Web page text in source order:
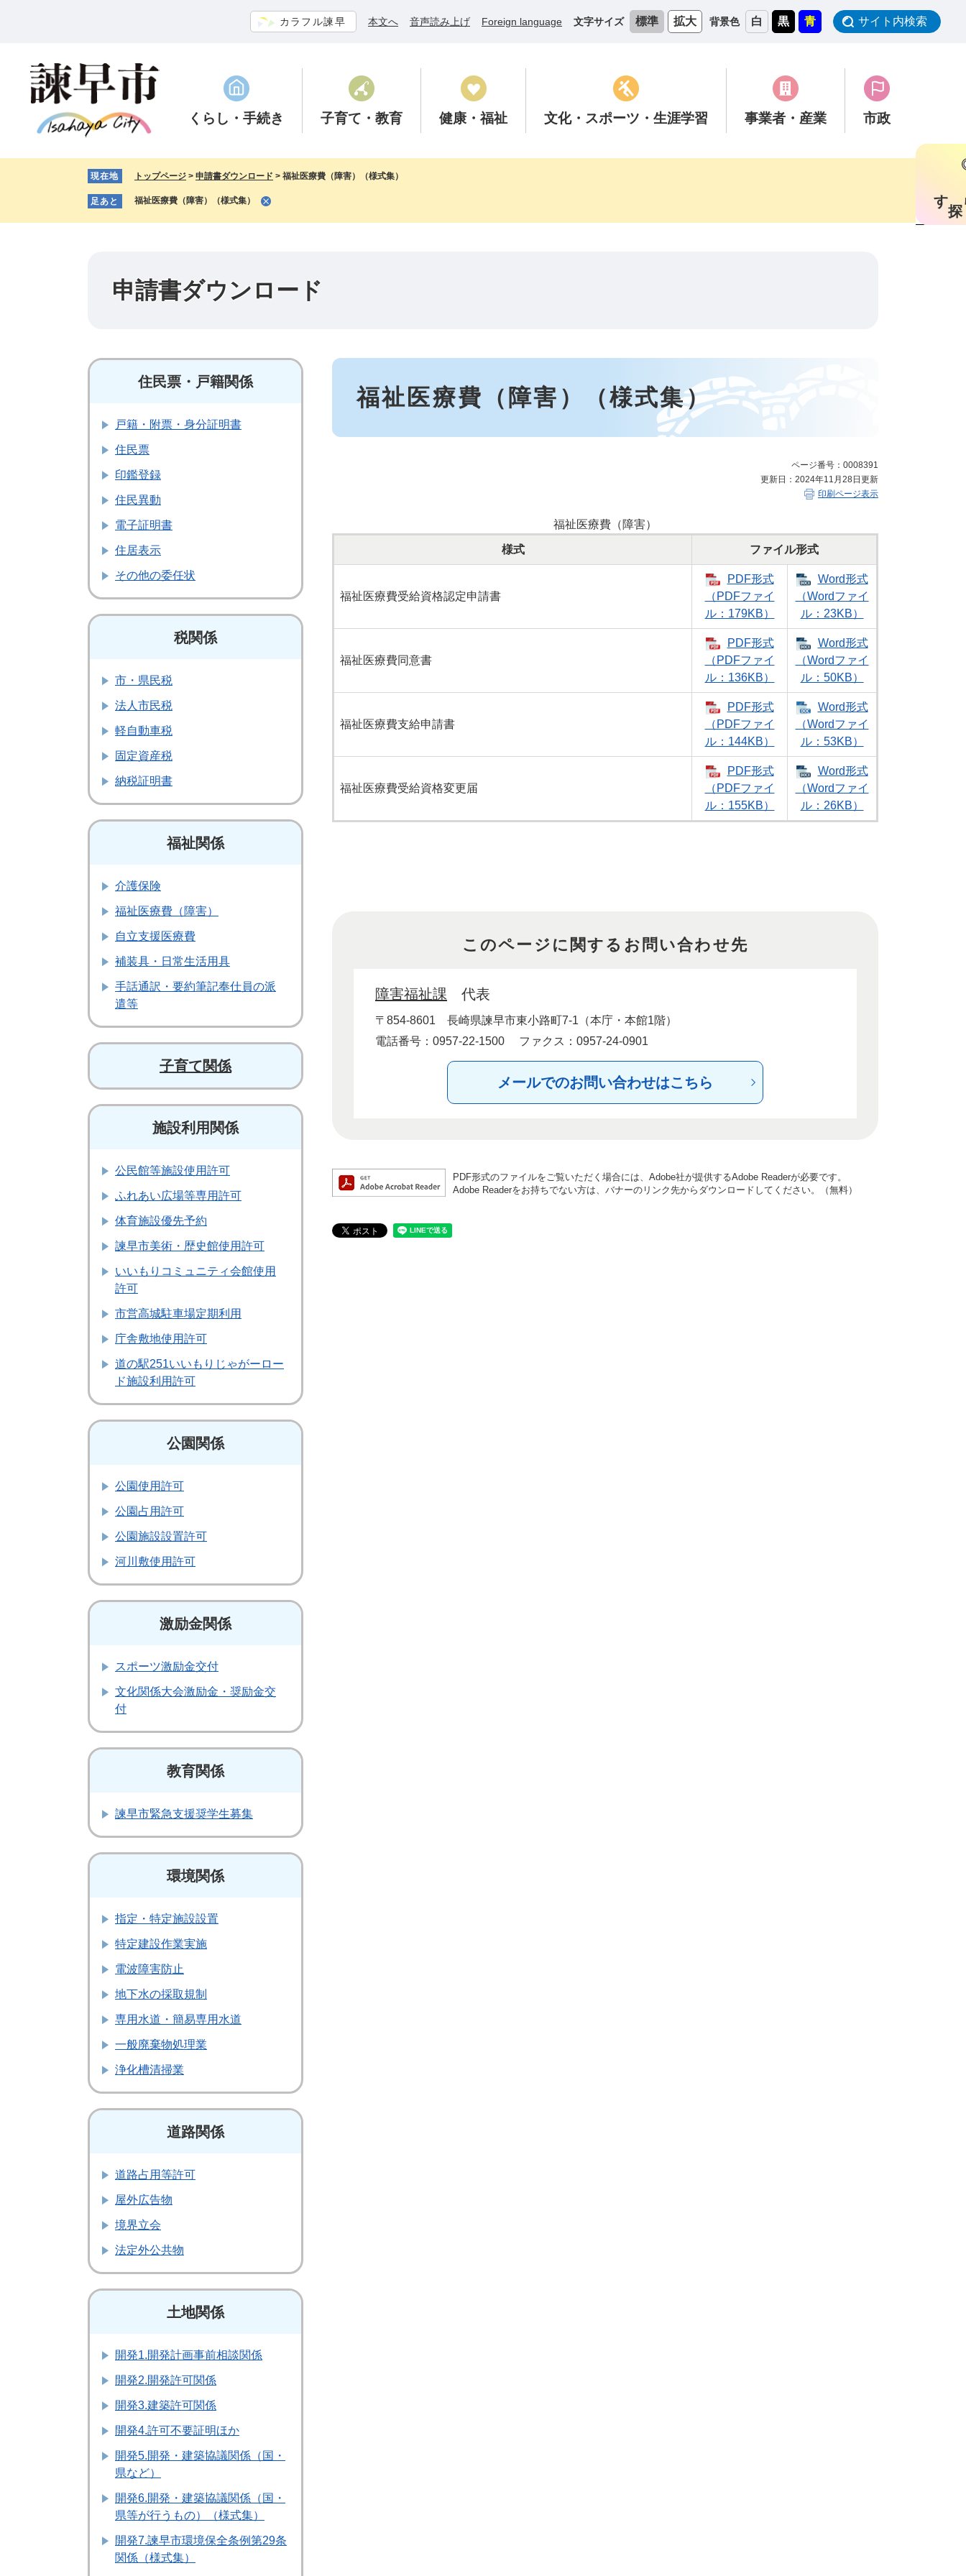
カラフル諫早 本文へ 音声読み上げ Foreign language 文字サイズ 標準 拡大 背景色 白 黒 青 サイト内検索
くらし ・手続き 子育て ・教育 健康 ・福祉 文化・スポーツ ・生涯学習 事業者 ・産業 市政
す
現在地 トップページ > 申請書ダウンロード > 福祉医療費（障害）（様式集）
足あと 福祉医療費（障害）（様式集）
申請書ダウンロード
本
福祉医療費（障害）（様式集）
ページ番号：0008391
更新日：2024年11月28日更新
印刷ページ表示
福祉医療費（障害）
様式 ファイル形式
福祉医療費受給資格認定申請書
PDF形式
（PDFファイ
ル：179KB）
Word形式
（Wordファイ
ル：23KB）
福祉医療費同意書
PDF形式
（PDFファイ
ル：136KB）
Word形式
（Wordファイ
ル：50KB）
福祉医療費支給申請書
PDF形式
（PDFファイ
ル：144KB）
Word形式
（Wordファイ
ル：53KB）
福祉医療費受給資格変更届
PDF形式
（PDFファイ
ル：155KB）
Word形式
（Wordファイ
ル：26KB）
このページに関するお問い合わせ先
障害福祉課 代表
〒854-8601
長崎県諫早市東小路町7-1（本庁・本館1階）
電話番号：0957-22-1500
ファクス：0957-24-0901
メールでのお問い合わせはこちら
PDF形式のファイルをご覧いただく場合には、Adobe社が提供するAdobe Readerが必要です。
Adobe Readerをお持ちでない方は、バナーのリンク先からダウンロードしてください。（無料）
住民票・戸籍関係
戸籍・附票・身分証明書
住民票
印鑑登録
住民異動
電子証明書
住居表示
その他の委任状
税関係
市・県民税
法人市民税
軽自動車税
固定資産税
納税証明書
福祉関係
介護保険
福祉医療費（障害）
自立支援医療費
補装具・日常生活用具
手話通訳・要約筆記奉仕員の派
遣等
子育て関係
施設利用関係
公民館等施設使用許可
ふれあい広場等専用許可
体育施設優先予約
諫早市美術・歴史館使用許可
いいもりコミュニティ会館使用
許可
市営高城駐車場定期利用
庁舎敷地使用許可
道の駅251いいもりじゃがーロー
ド施設利用許可
公園関係
公園使用許可
公園占用許可
公園施設設置許可
河川敷使用許可
激励金関係
スポーツ激励金交付
文化関係大会激励金・奨励金交
付
教育関係
諫早市緊急支援奨学生募集
環境関係
指定・特定施設設置
特定建設作業実施
電波障害防止
地下水の採取規制
専用水道・簡易専用水道
一般廃棄物処理業
浄化槽清掃業
道路関係
道路占用等許可
屋外広告物
境界立会
法定外公共物
土地関係
開発1.開発計画事前相談関係
開発2.開発許可関係
開発3.建築許可関係
開発4.許可不要証明ほか
開発5.開発・建築協議関係（国・
県など）
開発6.開発・建築協議関係（国・
県等が行うもの）（様式集）
開発7.諫早市環境保全条例第29条
関係（様式集）